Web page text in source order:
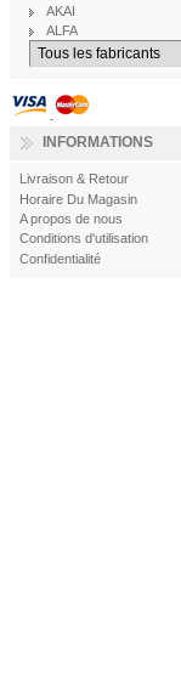
AKAI
ALFA
INFORMATIONS
Livraison & Retour
Horaire Du Magasin
A propos de nous
Conditions d'utilisation
Confidentialité